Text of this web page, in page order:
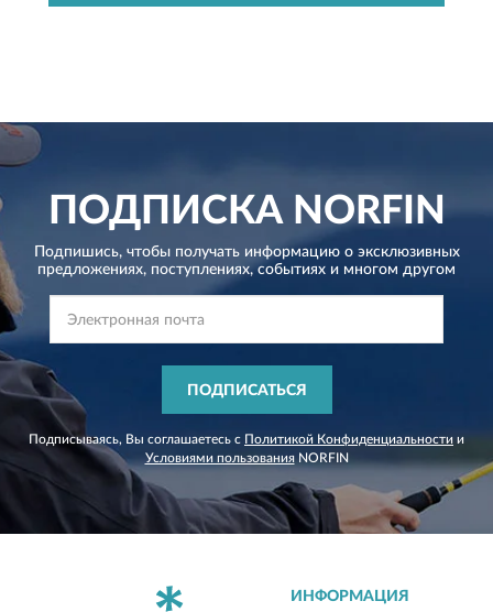
ПОДПИСКАNORFIN
Подпишись, чтобы получать информацию о эксклюзивных
предложениях, поступлениях, событиях и многом другом
ПОДПИСАТЬСЯ
Подписываясь, Вы соглашаетесь с Политикой Конфиденциальности и
Условиями пользованияNORFIN
ИНФОРМАЦИЯ